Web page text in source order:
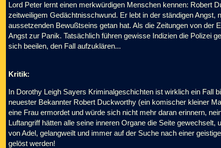
Lord Peter lernt einen merkwürdigen Menschen kennen: Robert
zeitweiligem Gedächtnisschwund. Er lebt in der ständigen Angst,
aussetzenden Bewußtseins getan hat. Als die Zeitungen von der
Angst zur Panik. Tatsächlich führen gewisse Indizien die Polizei
sich beeilen, den Fall aufzuklären...
Kritik:
In Dorothy Leigh Sayers Kriminalgeschichten ist wirklich ein Fall
neuester Bekannter Robert Duckworthy (ein komischer kleiner
eine Frau ermordet und würde sich nicht mehr daran erinnern,
Luftangriff hätten alle seine inneren Organe die Seite
von Adel, gelangweilt und immer auf der Suche nach einer
gelöst werden!